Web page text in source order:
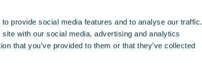
provide social media features and to analyse our traffic.
with our social media, advertising and analytics
that you’ve provided to them or that they’ve collected